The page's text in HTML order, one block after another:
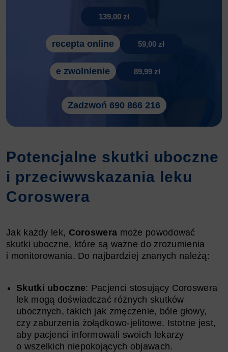
139,00 zł
recepta online 59,00 zł
e zwolnienie 89,99 zł
Zadzwoń 690 866 216
Potencjalne skutki uboczne
i przeciwwskazania leku
Coroswera
Jak każdy lek, Coroswera może powodować
skutki uboczne, które są ważne do zrozumienia
i monitorowania. Do najbardziej znanych należą:
Skutki uboczne: Pacjenci stosujący Coroswera
lek mogą doświadczać różnych skutków
ubocznych, takich jak zmęczenie, bóle głowy,
czy zaburzenia żołądkowo-jelitowe. Istotne jest,
aby pacjenci informowali swoich lekarzy
o wszelkich niepokojących objawach.